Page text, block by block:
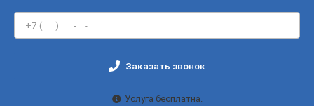
Заказать звонок
Услуга бесплатна.